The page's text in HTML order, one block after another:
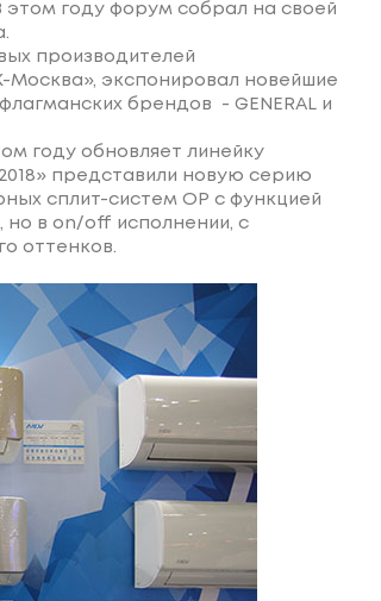
этом году форум собрал на своей
производителей
Москва», экспонировал новейшие
брендов - GENERAL и
году обновляет линейку
представили новую серию
сплит-систем OP с функцией
но в on/off исполнении, с
оттенков.